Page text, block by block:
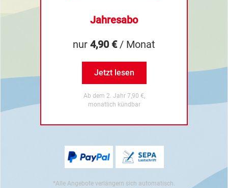
Jahresabo
nur 4,90 €/ Monat
Jetzt lesen
Ab dem 2. Jahr 7,90 €,
monatlich kündbar
*Alle Angebote verlängern sich automatisch.